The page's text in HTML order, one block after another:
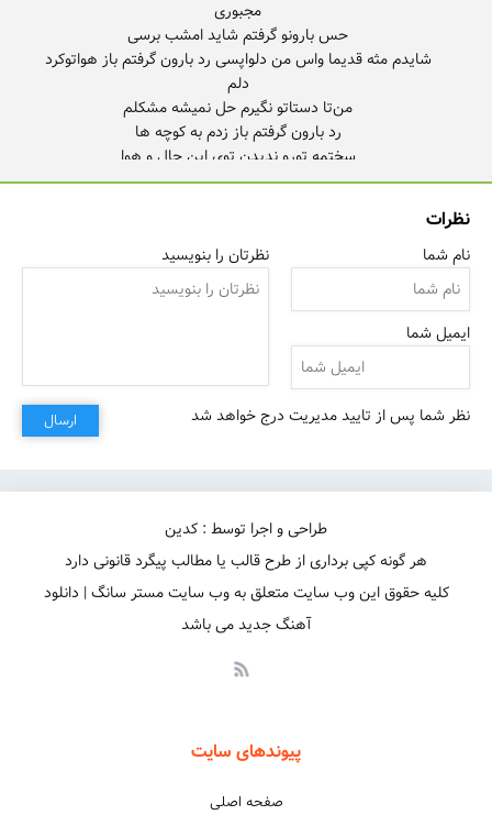
شایدم مثه قدیما واس من دلواپسی رد بارون گرفتم باز هواتو‌کرد
تو که بد مغروری، از من دوری یادت رفته عشقو که به دوری ازم
مجبوری
نظرات
نام شما
ایمیل شما
نظرتان را بنویسید
نظر شما پس از تایید مدیریت درج خواهد شد ارسال
طراحی و اجرا توسط : کدین
هر گونه کپی برداری از طرح قالب یا مطالب پیگرد قانونی دارد
کلیه حقوق این وب سایت متعلق به وب سایت مستر سانگ | دانلود
آهنگ جدید می باشد
پیوندهای سایت
صفحه اصلی